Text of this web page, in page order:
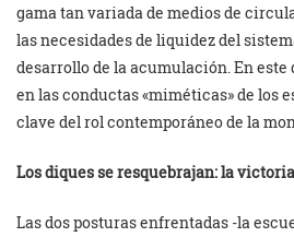
gama tan variada de medios de
las necesidades de liquidez del
desarrollo de la acumulación. En
en las conductas «miméticas» de los
clave del rol contemporáneo de la
Los diques se resquebrajan: la
Las dos posturas enfrentadas -la